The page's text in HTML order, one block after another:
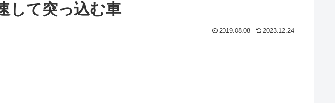
して突っ込む車
2019.08.08 2023.12.24